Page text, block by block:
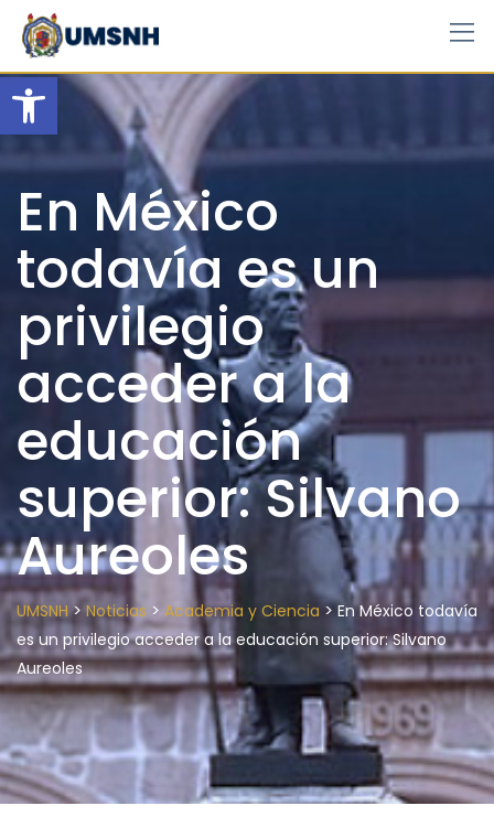
Open toolbar
Skip
content
En México
todavía es un
privilegio
acceder a la
educación
superior: Silvano
Aureoles
UMSNH> Noticias > Academia y Ciencia >En México todavía
es un privilegio acceder a la educación superior: Silvano
Aureoles